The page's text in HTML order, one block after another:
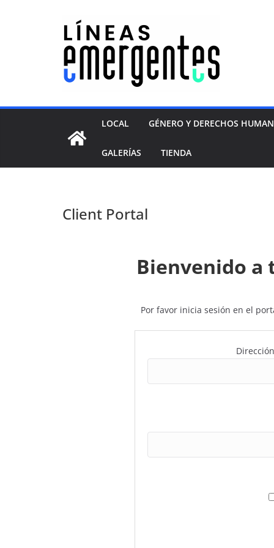
LOCAL GÉNERO Y DERECHOS
GALERÍAS TIENDA
Client Portal
Bienvenido a
Por favor inicia sesión en el